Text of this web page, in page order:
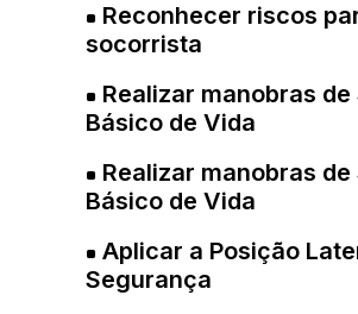
Reconhecer riscos
socorrista
Realizar manobras de
Básico de Vida
Realizar manobras de
Básico de Vida
Aplicar a Posição
Segurança